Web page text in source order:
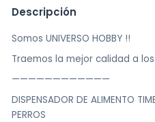
Descripción
Somos UNIVERSO HOBBY !!
Traemos la mejor calidad a
————————————
DISPENSADOR DE ALIMENTO
PERROS